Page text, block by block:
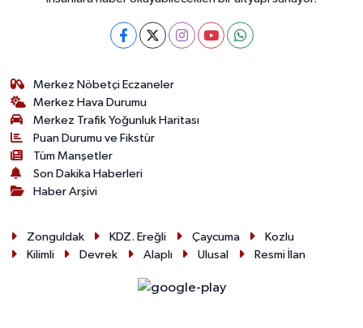
Merkez Nöbetçi Eczaneler
Merkez Hava Durumu
Merkez Trafik Yoğunluk Haritası
Puan Durumu ve Fikstür
Tüm Manşetler
Son Dakika Haberleri
Haber Arşivi
Zonguldak KDZ. Ereğli Çaycuma
Kozlu
Kilimli
Devrek Alaplı Ulusal Resmi İlan